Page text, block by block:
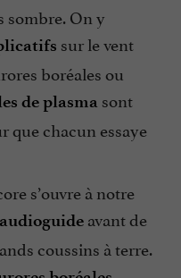
sombre. On y
sur le vent
boréales ou
de plasma sont
que chacun essaye
s’ouvre à notre
audioguide avant de
coussins à terre.